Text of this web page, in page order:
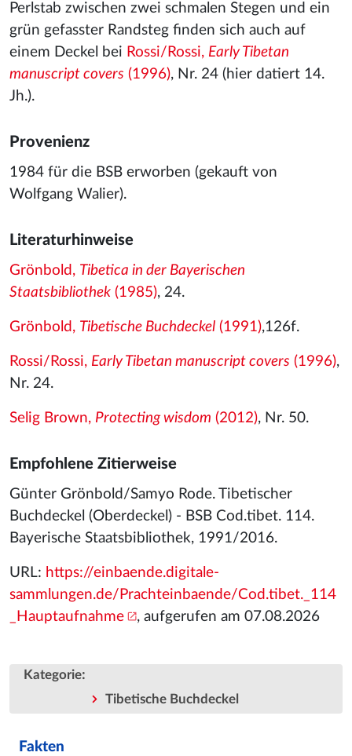
Perlstab zwischen zwei schmalen Stegen und ein
grün gefasster Randsteg finden sich auch auf
einem Deckel bei Rossi/Rossi, Early Tibetan
manuscript covers (1996), Nr. 24 (hier datiert 14.
Jh.).
Provenienz
1984 für die BSB erworben (gekauft von
Wolfgang Walier).
Literaturhinweise
Grönbold, Tibetica in der Bayerischen
Staatsbibliothek (1985), 24.
Grönbold, Tibetische Buchdeckel (1991),126f.
Rossi/Rossi, Early Tibetan manuscript covers (1996),
Nr. 24.
Selig Brown, Protecting wisdom (2012), Nr. 50.
Empfohlene Zitierweise
Günter Grönbold/Samyo Rode. Tibetischer
Buchdeckel (Oberdeckel) - BSB Cod.tibet. 114.
Bayerische Staatsbibliothek, 1991/2016.
URL: https://einbaende.digitale-
sammlungen.de/Prachteinbaende/Cod.tibet._114
_Hauptaufnahme
, aufgerufen am 07.08.2026
Kategorie:
Tibetische Buchdeckel
Fakten